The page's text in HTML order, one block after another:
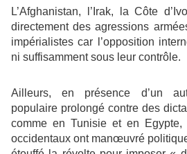
L’Afghanistan, l’Irak, la Côte
directement des agressions
impérialistes car l’opposition
ni suffisamment sous leur contrôle.
Ailleurs, en présence d’un
populaire prolongé contre des
comme en Tunisie et en Egypte,
occidentaux ont manœuvré